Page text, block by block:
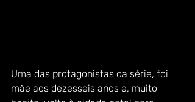
Uma das protagonistas da série, foi
mãe aos dezesseis anos e, muito